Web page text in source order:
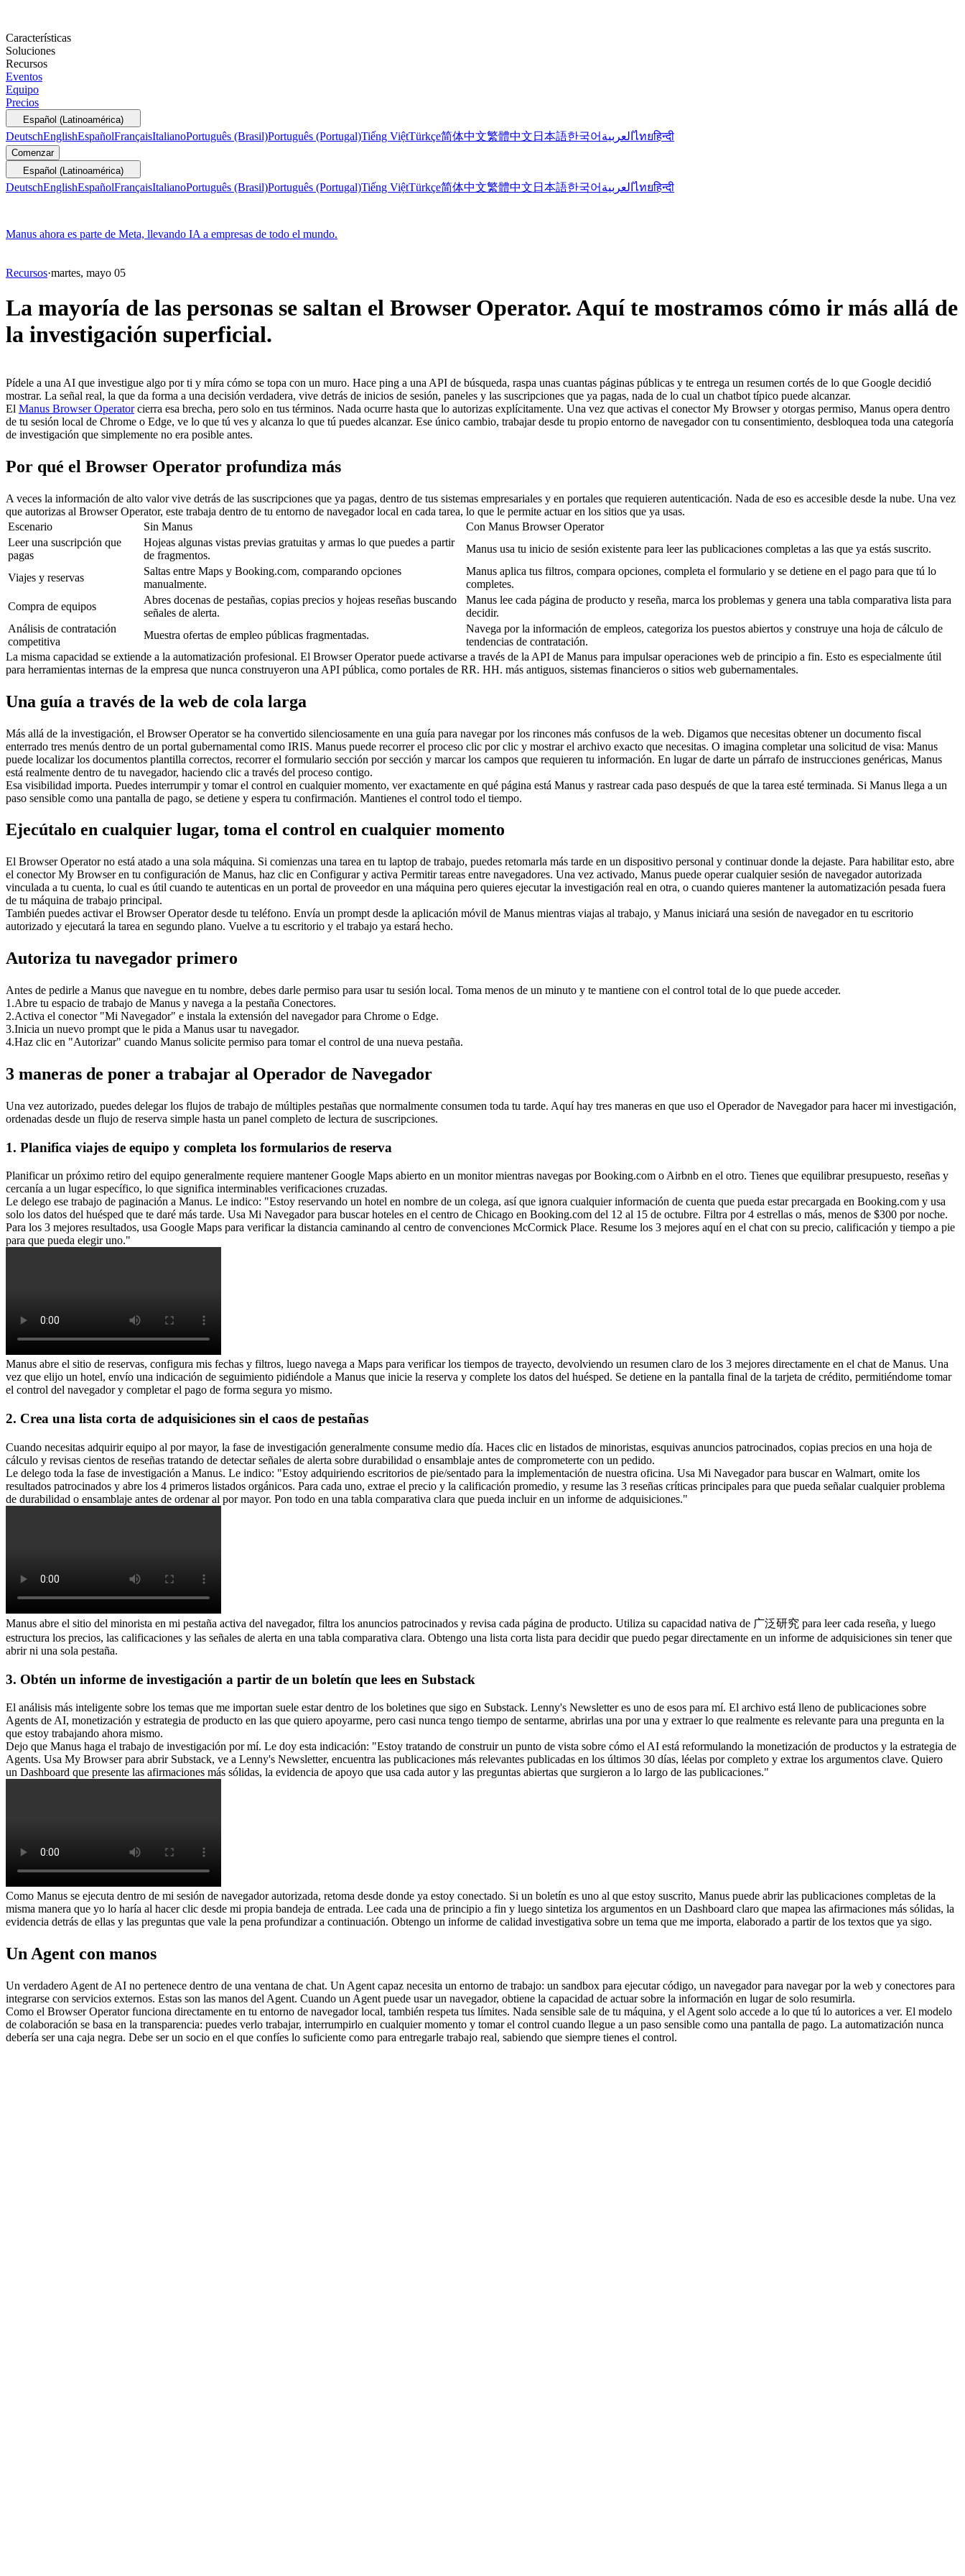
Características
Soluciones
Recursos
Eventos
Equipo
Precios
Español (Latinoamérica)
DeutschEnglishEspañolFrançaisItalianoPortuguês (Brasil)Português (Portugal)Tiếng ViệtTürkçe简体中文繁體中文 日本語한국어 العربيةไทยहिन्दी
Comenzar
Español (Latinoamérica)
DeutschEnglishEspañolFrançaisItalianoPortuguês (Brasil)Português (Portugal)Tiếng ViệtTürkçe简体中文繁體中文 日本語한국어 العربيةไทยहिन्दी
Manus ahora es parte de Meta, llevando IA a empresas de todo el mundo.
Recursos·martes, mayo 05
La mayoría de las personas se saltan el Browser Operator. Aquí te mostramos cómo ir más allá de
la investigación superficial.
Pídele a una AI que investigue algo por ti y míra cómo se topa con un muro. Hace ping a una API de búsqueda, raspa unas cuantas páginas públicas y te entrega un resumen cortés de lo que Google decidió
mostrar. La señal real, la que da forma a una decisión verdadera, vive detrás de inicios de sesión, paneles y las suscripciones que ya pagas, nada de lo cual un chatbot típico puede alcanzar.
El Manus Browser Operator cierra esa brecha, pero solo en tus términos. Nada ocurre hasta que lo autorizas explícitamente. Una vez que activas el conector My Browser y otorgas permiso, Manus opera dentro
de tu sesión local de Chrome o Edge, ve lo que tú ves y alcanza lo que tú puedes alcanzar. Ese único cambio, trabajar desde tu propio entorno de navegador con tu consentimiento, desbloquea toda una categoría
de investigación que simplemente no era posible antes.
Por qué el Browser Operator profundiza más
A veces la información de alto valor vive detrás de las suscripciones que ya pagas, dentro de tus sistemas empresariales y en portales que requieren autenticación. Nada de eso es accesible desde la nube. Una vez
que autorizas al Browser Operator, este trabaja dentro de tu entorno de navegador local en cada tarea, lo que le permite actuar en los sitios que ya usas.
Escenario
Sin Manus
Con Manus Browser Operator
Leer una suscripción que
pagas
Hojeas algunas vistas previas gratuitas y armas lo que puedes a partir
de fragmentos.
Manus usa tu inicio de sesión existente para leer las publicaciones completas a las que ya estás suscrito.
Viajes y reservas
Saltas entre Maps y Booking.com, comparando opciones
manualmente.
Manus aplica tus filtros, compara opciones, completa el formulario y se detiene en el pago para que tú lo
completes.
Compra de equipos
Abres docenas de pestañas, copias precios y hojeas reseñas buscando
señales de alerta.
Manus lee cada página de producto y reseña, marca los problemas y genera una tabla comparativa lista para
decidir.
Análisis de contratación
competitiva
Muestra ofertas de empleo públicas fragmentadas.
Navega por la información de empleos, categoriza los puestos abiertos y construye una hoja de cálculo de
tendencias de contratación.
La misma capacidad se extiende a la automatización profesional. El Browser Operator puede activarse a través de la API de Manus para impulsar operaciones web de principio a fin. Esto es especialmente útil
para herramientas internas de la empresa que nunca construyeron una API pública, como portales de RR. HH. más antiguos, sistemas financieros o sitios web gubernamentales.
Una guía a través de la web de cola larga
Más allá de la investigación, el Browser Operator se ha convertido silenciosamente en una guía para navegar por los rincones más confusos de la web. Digamos que necesitas obtener un documento fiscal
enterrado tres menús dentro de un portal gubernamental como IRIS. Manus puede recorrer el proceso clic por clic y mostrar el archivo exacto que necesitas. O imagina completar una solicitud de visa: Manus
puede localizar los documentos plantilla correctos, recorrer el formulario sección por sección y marcar los campos que requieren tu información. En lugar de darte un párrafo de instrucciones genéricas, Manus
está realmente dentro de tu navegador, haciendo clic a través del proceso contigo.
Esa visibilidad importa. Puedes interrumpir y tomar el control en cualquier momento, ver exactamente en qué página está Manus y rastrear cada paso después de que la tarea esté terminada. Si Manus llega a un
paso sensible como una pantalla de pago, se detiene y espera tu confirmación. Mantienes el control todo el tiempo.
Ejecútalo en cualquier lugar, toma el control en cualquier momento
El Browser Operator no está atado a una sola máquina. Si comienzas una tarea en tu laptop de trabajo, puedes retomarla más tarde en un dispositivo personal y continuar donde la dejaste. Para habilitar esto, abre
el conector My Browser en tu configuración de Manus, haz clic en Configurar y activa Permitir tareas entre navegadores. Una vez activado, Manus puede operar cualquier sesión de navegador autorizada
vinculada a tu cuenta, lo cual es útil cuando te autenticas en un portal de proveedor en una máquina pero quieres ejecutar la investigación real en otra, o cuando quieres mantener la automatización pesada fuera
de tu máquina de trabajo principal.
También puedes activar el Browser Operator desde tu teléfono. Envía un prompt desde la aplicación móvil de Manus mientras viajas al trabajo, y Manus iniciará una sesión de navegador en tu escritorio
autorizado y ejecutará la tarea en segundo plano. Vuelve a tu escritorio y el trabajo ya estará hecho.
Autoriza tu navegador primero
Antes de pedirle a Manus que navegue en tu nombre, debes darle permiso para usar tu sesión local. Toma menos de un minuto y te mantiene con el control total de lo que puede acceder.
1 .Abre tu espacio de trabajo de Manus y navega a la pestaña Conectores.
2.Activa el conector "Mi Navegador" e instala la extensión del navegador para Chrome o Edge.
3.Inicia un nuevo prompt que le pida a Manus usar tu navegador.
4.Haz clic en "Autorizar" cuando Manus solicite permiso para tomar el control de una nueva pestaña.
3 maneras de poner a trabajar al Operador de Navegador
Una vez autorizado, puedes delegar los flujos de trabajo de múltiples pestañas que normalmente consumen toda tu tarde. Aquí hay tres maneras en que uso el Operador de Navegador para hacer mi investigación,
ordenadas desde un flujo de reserva simple hasta un panel completo de lectura de suscripciones.
1. Planifica viajes de equipo y completa los formularios de reserva
Planificar un próximo retiro del equipo generalmente requiere mantener Google Maps abierto en un monitor mientras navegas por Booking.com o Airbnb en el otro. Tienes que equilibrar presupuesto, reseñas y
cercanía a un lugar específico, lo que significa interminables verificaciones cruzadas.
Le delego ese trabajo de paginación a Manus. Le indico: "Estoy reservando un hotel en nombre de un colega, así que ignora cualquier información de cuenta que pueda estar precargada en Booking.com y usa
solo los datos del huésped que te daré más tarde. Usa Mi Navegador para buscar hoteles en el centro de Chicago en Booking.com del 12 al 15 de octubre. Filtra por 4 estrellas o más, menos de $300 por noche.
Para los 3 mejores resultados, usa Google Maps para verificar la distancia caminando al centro de convenciones McCormick Place. Resume los 3 mejores aquí en el chat con su precio, calificación y tiempo a pie
para que pueda elegir uno."
Manus abre el sitio de reservas, configura mis fechas y filtros, luego navega a Maps para verificar los tiempos de trayecto, devolviendo un resumen claro de los 3 mejores directamente en el chat de Manus. Una
vez que elijo un hotel, envío una indicación de seguimiento pidiéndole a Manus que inicie la reserva y complete los datos del huésped. Se detiene en la pantalla final de la tarjeta de crédito, permitiéndome tomar
el control del navegador y completar el pago de forma segura yo mismo.
2. Crea una lista corta de adquisiciones sin el caos de pestañas
Cuando necesitas adquirir equipo al por mayor, la fase de investigación generalmente consume medio día. Haces clic en listados de minoristas, esquivas anuncios patrocinados, copias precios en una hoja de
cálculo y revisas cientos de reseñas tratando de detectar señales de alerta sobre durabilidad o ensamblaje antes de comprometerte con un pedido.
Le delego toda la fase de investigación a Manus. Le indico: "Estoy adquiriendo escritorios de pie/sentado para la implementación de nuestra oficina. Usa Mi Navegador para buscar en Walmart, omite los
resultados patrocinados y abre los 4 primeros listados orgánicos. Para cada uno, extrae el precio y la calificación promedio, y resume las 3 reseñas críticas principales para que pueda señalar cualquier problema
de durabilidad o ensamblaje antes de ordenar al por mayor. Pon todo en una tabla comparativa clara que pueda incluir en un informe de adquisiciones."
Manus abre el sitio del minorista en mi pestaña activa del navegador, filtra los anuncios patrocinados y revisa cada página de producto. Utiliza su capacidad nativa de 广泛研究 para leer cada reseña, y luego
estructura los precios, las calificaciones y las señales de alerta en una tabla comparativa clara. Obtengo una lista corta lista para decidir que puedo pegar directamente en un informe de adquisiciones sin tener que
abrir ni una sola pestaña.
3. Obtén un informe de investigación a partir de un boletín que lees en Substack
El análisis más inteligente sobre los temas que me importan suele estar dentro de los boletines que sigo en Substack. Lenny's Newsletter es uno de esos para mí. El archivo está lleno de publicaciones sobre
Agents de AI, monetización y estrategia de producto en las que quiero apoyarme, pero casi nunca tengo tiempo de sentarme, abrirlas una por una y extraer lo que realmente es relevante para una pregunta en la
que estoy trabajando ahora mismo.
Dejo que Manus haga el trabajo de investigación por mí. Le doy esta indicación: "Estoy tratando de construir un punto de vista sobre cómo el AI está reformulando la monetización de productos y la estrategia de
Agents. Usa My Browser para abrir Substack, ve a Lenny's Newsletter, encuentra las publicaciones más relevantes publicadas en los últimos 30 días, léelas por completo y extrae los argumentos clave. Quiero
un Dashboard que presente las afirmaciones más sólidas, la evidencia de apoyo que usa cada autor y las preguntas abiertas que surgieron a lo largo de las publicaciones."
Como Manus se ejecuta dentro de mi sesión de navegador autorizada, retoma desde donde ya estoy conectado. Si un boletín es uno al que estoy suscrito, Manus puede abrir las publicaciones completas de la
misma manera que yo lo haría al hacer clic desde mi propia bandeja de entrada. Lee cada una de principio a fin y luego sintetiza los argumentos en un Dashboard claro que mapea las afirmaciones más sólidas, la
evidencia detrás de ellas y las preguntas que vale la pena profundizar a continuación. Obtengo un informe de calidad investigativa sobre un tema que me importa, elaborado a partir de los textos que ya sigo.
Un Agent con manos
Un verdadero Agent de AI no pertenece dentro de una ventana de chat. Un Agent capaz necesita un entorno de trabajo: un sandbox para ejecutar código, un navegador para navegar por la web y conectores para
integrarse con servicios externos. Estas son las manos del Agent. Cuando un Agent puede usar un navegador, obtiene la capacidad de actuar sobre la información en lugar de solo resumirla.
Como el Browser Operator funciona directamente en tu entorno de navegador local, también respeta tus límites. Nada sensible sale de tu máquina, y el Agent solo accede a lo que tú lo autorices a ver. El modelo
de colaboración se basa en la transparencia: puedes verlo trabajar, interrumpirlo en cualquier momento y tomar el control cuando llegue a un paso sensible como una pantalla de pago. La automatización nunca
debería ser una caja negra. Debe ser un socio en el que confíes lo suficiente como para entregarle trabajo real, sabiendo que siempre tienes el control.